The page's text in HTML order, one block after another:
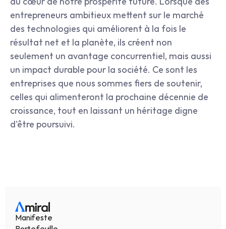
entrepreneurs ambitieux mettent sur le marché
des technologies qui améliorent à la fois le
résultat net et la planète, ils créent non
seulement un avantage concurrentiel, mais aussi
un impact durable pour la société. Ce sont les
entreprises que nous sommes fiers de soutenir,
celles qui alimenteront la prochaine décennie de
croissance, tout en laissant un héritage digne
d'être poursuivi.
Manifeste